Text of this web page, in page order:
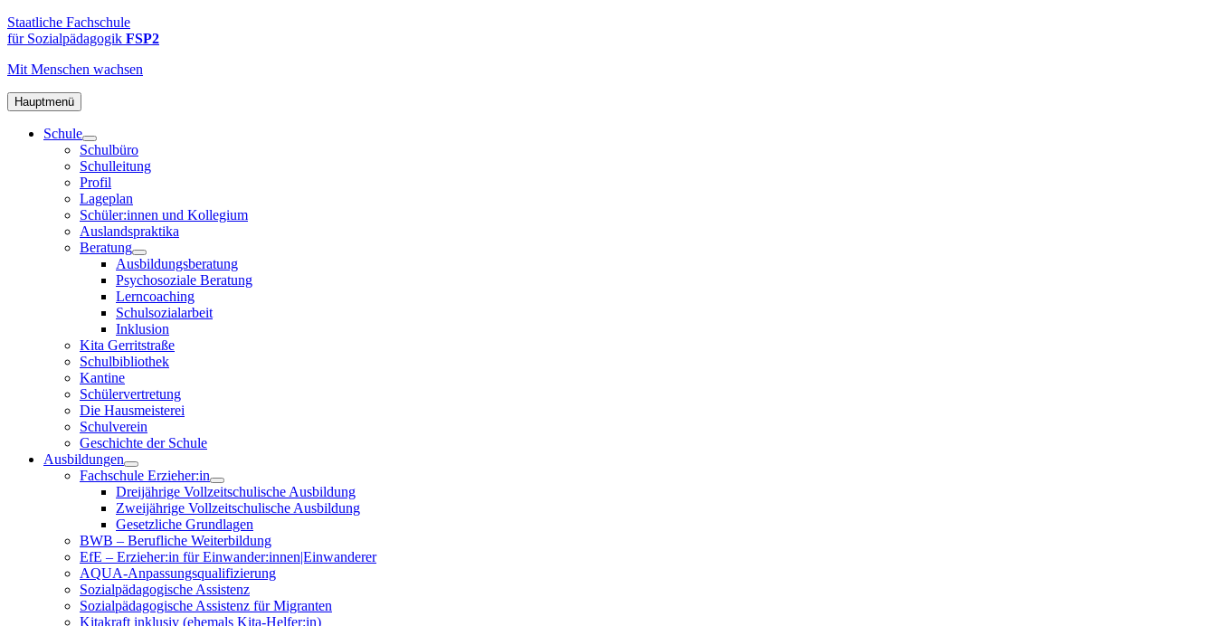
Zum
Inhalt
FSP2
Staatliche
Fachschule
Sozialpädagogik
in
Altona
Staatliche Fachschule
für Sozialpädagogik FSP2
Mit Menschen wachsen
Hauptmenü
Schule
Schulbüro
Schulleitung
Profil
Lageplan
Schüler:innen und Kollegium
Auslandspraktika
Beratung
Ausbildungsberatung
Psychosoziale Beratung
Lerncoaching
Schulsozialarbeit
Inklusion
Kita Gerritstraße
Schulbibliothek
Kantine
Schülervertretung
Die Hausmeisterei
Schulverein
Geschichte der Schule
Ausbildungen
Fachschule Erzieher:in
Dreijährige Vollzeitschulische Ausbildung
Zweijährige Vollzeitschulische Ausbildung
Gesetzliche Grundlagen
BWB – Berufliche Weiterbildung
EfE – Erzieher:in für Einwander:innen|Einwanderer
AQUA-Anpassungsqualifizierung
Sozialpädagogische Assistenz
Sozialpädagogische Assistenz für Migranten
Kitakraft inklusiv (ehemals Kita-Helfer:in)